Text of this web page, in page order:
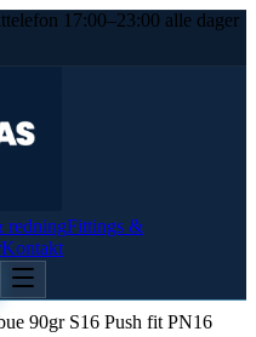
17:00–23:00 alle dager
redningFittings &
Kontakt
90gr S16 Push fit PN16